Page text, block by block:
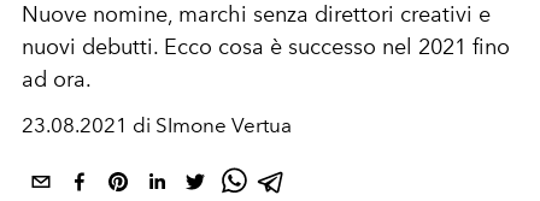
Nuove nomine, marchi senza direttori creativi e
nuovi debutti. Ecco cosa è successo nel 2021 fino
ad ora.
23.08.2021 di SImone Vertua